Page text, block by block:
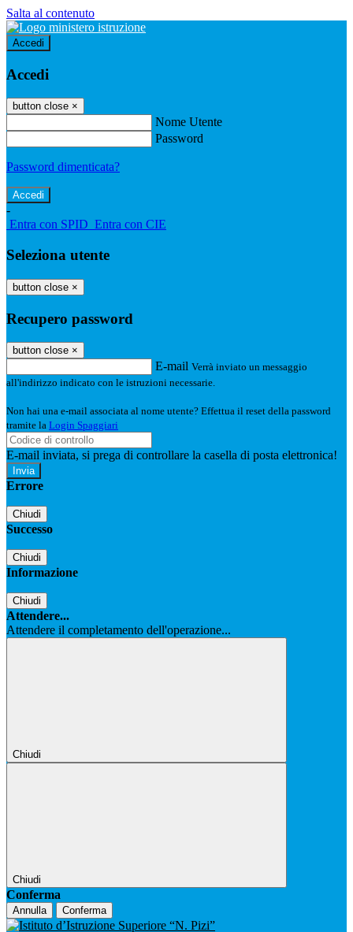
Salta al contenuto
Accedi
Accedi
button close ×
Nome Utente
Password
Password dimenticata?
-
Entra con SPID Entra con CIE
Seleziona utente
button close ×
Recupero password
button close ×
E-mail Verrà inviato un messaggio
all'indirizzo indicato con le istruzioni necessarie.
Non hai una e-mail associata al nome utente? Effettua il reset della password
tramite la Login Spaggiari
E-mail inviata, si prega di controllare la casella di posta elettronica!
Errore
Chiudi
Successo
Chiudi
Informazione
Chiudi
Attendere...
Attendere il completamento dell'operazione...
Chiudi
Chiudi
Conferma
Annulla Conferma